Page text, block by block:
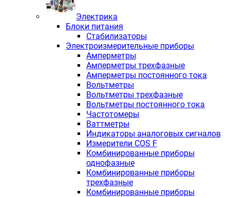
Электрика
Блоки питания
Стабилизаторы
Электроизмерительные приборы
Амперметры
Амперметры трехфазные
Амперметры постоянного тока
Вольтметры
Вольтметры трехфазные
Вольтметры постоянного тока
Частотомеры
Ваттметры
Индикаторы аналоговых сигналов
Измерители COS F
Комбинированные приборы
однофазные
Комбинированные приборы
трехфазные
Комбинированные приборы